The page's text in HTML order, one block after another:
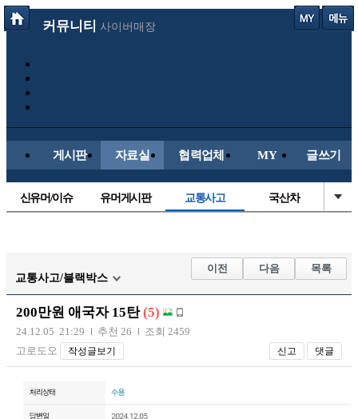
커뮤니티 사이버매장
게시판 자료실 협력업체 MY 글쓰기
신유머/이슈 유머게시판 교통사고 국산차
자유사진 군사/무기
트럭/버스 항공/해운/철도
장착시공사진
교통사고/블랙박스
이전 다음 목록
200만원 애국자 15탄 (5)
24.12.05 21:29 추천 26
조회 2459
고로도오
작성글보기 신고 댓글